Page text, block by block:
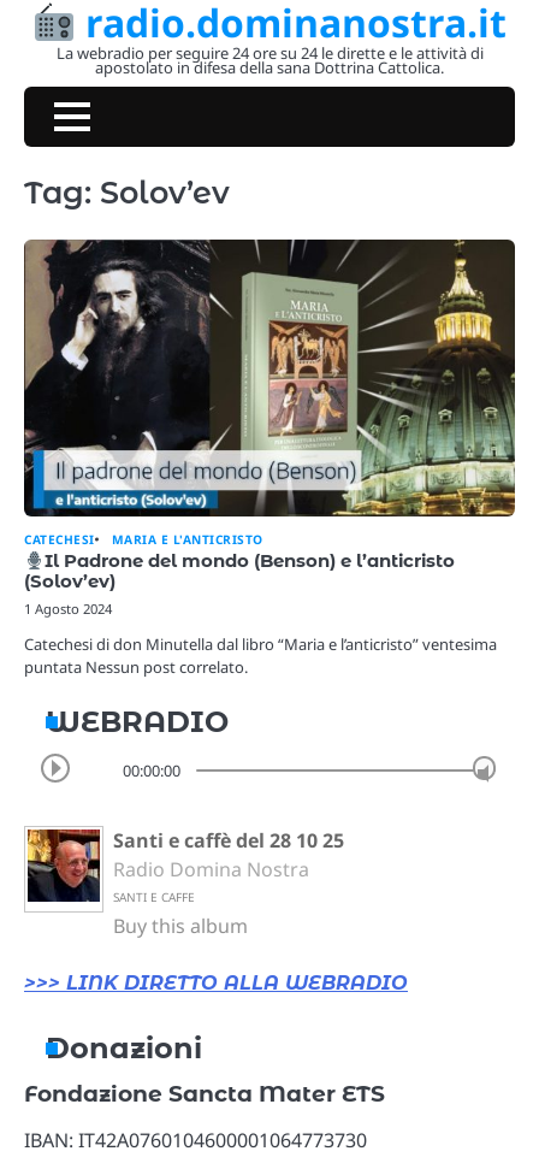
Skip
radio.dominanostra.it
La webradio per seguire 24 ore su 24 le dirette e le attività di
apostolato in difesa della sana Dottrina Cattolica.
Tag: Solov’ev
CATECHESI MARIA E L'ANTICRISTO
Il Padrone del mondo (Benson) e l’anticristo
(Solov’ev)
1 Agosto 2024
Catechesi di don Minutella dal libro “Maria e l’anticristo” ventesima
puntata Nessun post correlato.
WEBRADIO
00:00:00
Santi e caffè del 28 10 25
Radio Domina Nostra
SANTI E CAFFE
Buy this album
>>> LINK DIRETTO ALLA WEBRADIO
Donazioni
Fondazione Sancta Mater ETS
IBAN: IT42A0760104600001064773730